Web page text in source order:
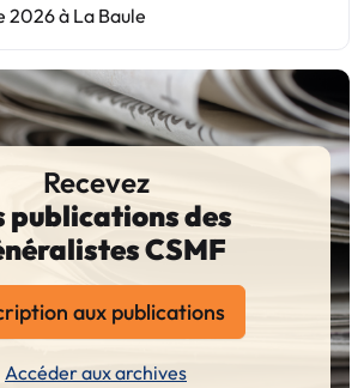
2026 à La Baule
Recevez
publications des
CSMF
aux publications
Accéder aux archives